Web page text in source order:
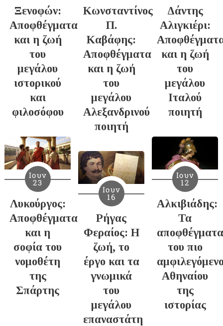
Ξενοφών:
Αποφθέγματα
και η ζωή
του
μεγάλου
ιστορικού
και
φιλοσόφου
Κωνσταντίνος
Π.
Καβάφης:
Αποφθέγματα
και η ζωή
του
μεγάλου
Αλεξανδρινού
ποιητή
Δάντης
Αλιγκιέρι:
και η ζωή
του
μεγάλου
Ιταλού
ποιητή
Ιουν
23
Λυκούργος:
Αποφθέγματα
και η
σοφία του
νομοθέτη
της
Σπάρτης
Ιουν
16
Ρήγας
Φεραίος: Η
ζωή, το
έργο και τα
γνωμικά
του
μεγάλου
επαναστάτη
Ιουν
12
Αλκιβιάδης:
Τα
αποφθέγματα
του πιο
Αθηναίου
της
ιστορίας